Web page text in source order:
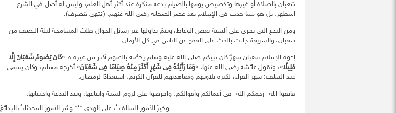
شعبان بالصلاة أو غيرها وتخصيص يومها بالصيام بدعة منكرة عند أكثر أهل العلم، وليس له أصل في الشرع
المطهر، بل هو مما حدث في الإسلام بعد عصر الصحابة رضي الله عنهم. (انتهى بتصرف).
ومن البدع التي تجرى على ألسنة بعض الوعاظ، ويتمُ تداولها عبر رسائل الجوال طلبُ المسامحة ليلة النصف من
شعبان، والشريعة جاءت بالحث على العفو عن الناس في كل الأزمان.
إخوة الإسلام شعبان شهرٌ كان نبيكم صلى الله عليه وسلم يخصُه بالصوم أكثر من غيره فـ «كَانَ يَصُومُ شَعْبَانَ إِلَّا
قَلِيلًا»، وتقول عائشة رضي الله عنها: «وَمَا رَأَيْتُهُ فِي شَهْرٍ أَكْثَرَ مِنْهُ صِيَامًا فِي شَعْبَانَ» أخرجه مسلم، وكان يسمى
عند السلف: شهر القراء، لكثرة تلاوتهم ومعاهدتهم للقرآن الكريم، استعدادًا لرمضان.
فاتقوا الله -رحمكم الله- في أعمالكم وأقوالكم، واحرصوا على لزوم السنة واتباعها، ونبذ البدعة واجتنابها.
وخيرُ الأمور السالفاتُ على الهدى *** وشر الأمور المحدثاتُ البدائعُ